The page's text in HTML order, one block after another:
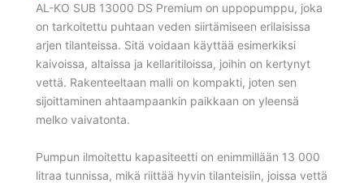
AL-KO SUB 13000 DS Premium on uppopumppu, joka
on tarkoitettu puhtaan veden siirtämiseen erilaisissa
arjen tilanteissa. Sitä voidaan käyttää esimerkiksi
kaivoissa, altaissa ja kellaritiloissa, joihin on kertynyt
vettä. Rakenteeltaan malli on kompakti, joten sen
sijoittaminen ahtaampaankin paikkaan on yleensä
melko vaivatonta.
Pumpun ilmoitettu kapasiteetti on enimmillään 13 000
litraa tunnissa, mikä riittää hyvin tilanteisiin, joissa vettä